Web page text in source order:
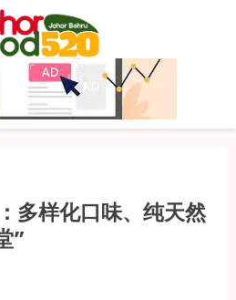
多样化口味、纯天然
”